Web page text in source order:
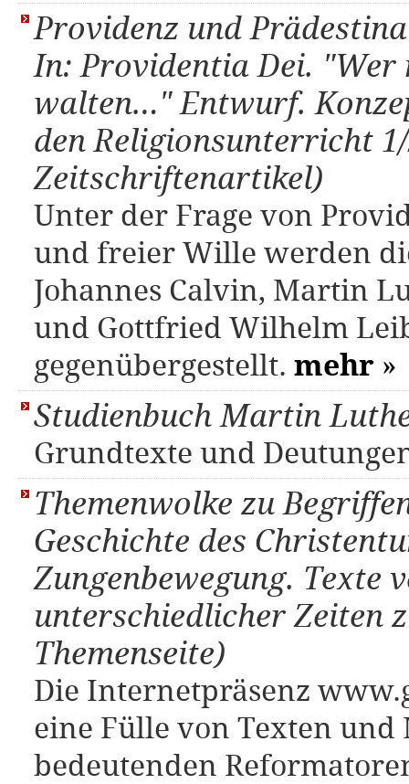
Providenz und
In: Providentia Dei. "Wer
walten…" Entwurf.
den Religionsunterricht
Zeitschriftenartikel)
Unter der Frage von
und freier Wille werden
Johannes Calvin, Martin
und Gottfried Wilhelm
gegenübergestellt. mehr »
Studienbuch Martin
Grundtexte und
Themenwolke zu
Geschichte des
Zungenbewegung. Texte
unterschiedlicher Zeiten
Themenseite)
Die Internetpräsenz
eine Fülle von Texten
bedeutenden